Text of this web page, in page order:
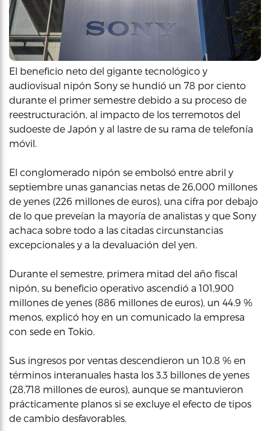
El beneficio neto del gigante tecnológico y
audiovisual nipón Sony se hundió un 78 por ciento
durante el primer semestre debido a su proceso de
reestructuración, al impacto de los terremotos del
sudoeste de Japón y al lastre de su rama de telefonía
móvil.
El conglomerado nipón se embolsó entre abril y
septiembre unas ganancias netas de 26,000 millones
de yenes (226 millones de euros), una cifra por debajo
de lo que preveían la mayoría de analistas y que Sony
achaca sobre todo a las citadas circunstancias
excepcionales y a la devaluación del yen.
Durante el semestre, primera mitad del año fiscal
nipón, su beneficio operativo ascendió a 101,900
millones de yenes (886 millones de euros), un 44.9 %
menos, explicó hoy en un comunicado la empresa
con sede en Tokio.
Sus ingresos por ventas descendieron un 10.8 % en
términos interanuales hasta los 3.3 billones de yenes
(28,718 millones de euros), aunque se mantuvieron
prácticamente planos si se excluye el efecto de tipos
de cambio desfavorables.